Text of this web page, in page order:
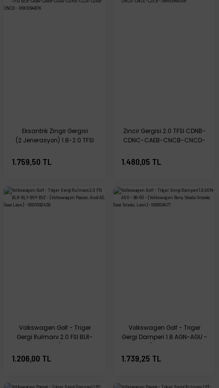
Eksantrik Zingir Gergisi
(2.Jenerasyon) 1.8-2.0 TFSI
CDHA-CCZA-CDAB-CNCD -
1.759,50 TL
Zincir Gergisi 2.0 TFSI CDNB-
CDNC-CAEB-CNCB-CNCD-
1.480,05 TL
Volkswagen Golf - Triger
Gergi Rulmanı 2.0 FSI BLR-
Passat; Audi A3; Seat Leon] -
1.206,00 TL
Volkswagen Golf - Triger
Gergi Damperi 1.8 AGN-AGU -
Skoda Octavia; Seat Toledo,
Leon] - 06B109477
1.739,25 TL